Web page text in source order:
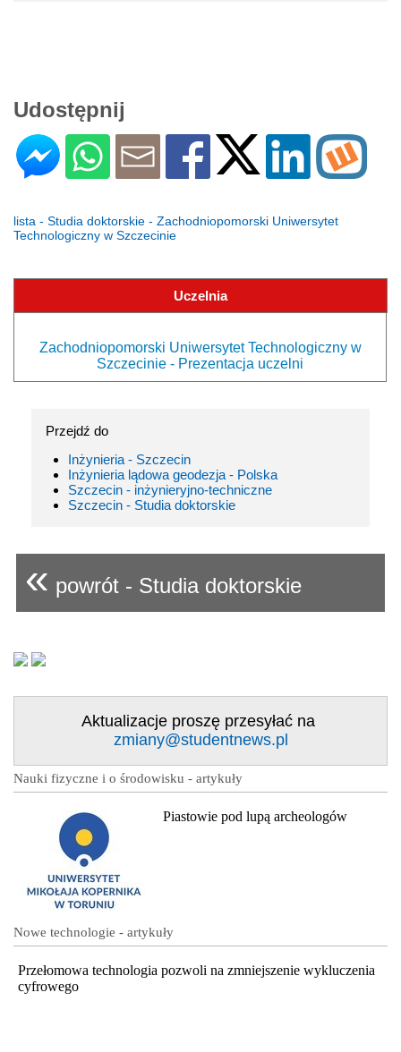
Udostępnij
lista - Studia doktorskie - Zachodniopomorski Uniwersytet
Technologiczny w Szczecinie
Uczelnia
Zachodniopomorski Uniwersytet Technologiczny w
Szczecinie - Prezentacja uczelni
Przejdź do
Inżynieria - Szczecin
Inżynieria lądowa geodezja - Polska
Szczecin - inżynieryjno-techniczne
Szczecin - Studia doktorskie
« powrót - Studia doktorskie
Aktualizacje proszę przesyłać na
zmiany@studentnews.pl
Nauki fizyczne i o środowisku - artykuły
Piastowie pod lupą archeologów
Nowe technologie - artykuły
Przełomowa technologia pozwoli na zmniejszenie wykluczenia
cyfrowego